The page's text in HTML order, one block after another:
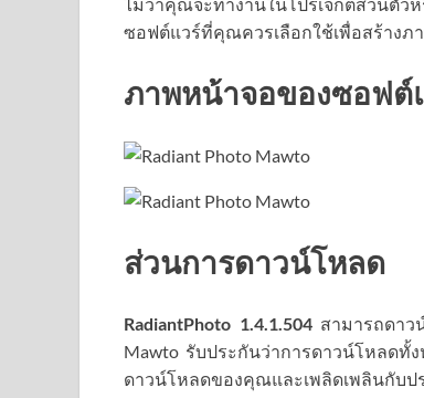
ซอฟต์แวร์ที่คุณควรเลือกใช้เพื่อสร้างภ
ภาพหน้าจอของซอฟต์
ส่วนการดาวน์โหลด
RadiantPhoto 1.4.1.504 สามารถดาว
Mawto รับประกันว่าการดาวน์โหลดทั้
ดาวน์โหลดของคุณและเพลิดเพลินกับ